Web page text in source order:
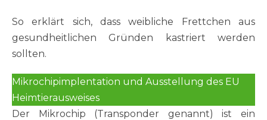
So erklärt sich, dass weibliche Frettchen aus
gesundheitlichen Gründen kastriert werden
sollten.
Mikrochipimplentation und Ausstellung des EU
Heimtierausweises
Der Mikrochip (Transponder genannt) ist ein